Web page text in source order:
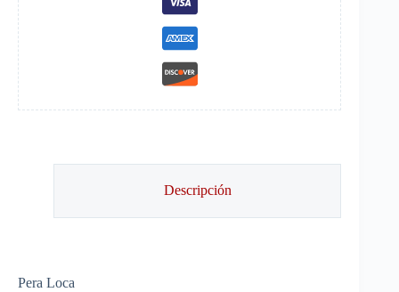
Descripción
Pera Loca